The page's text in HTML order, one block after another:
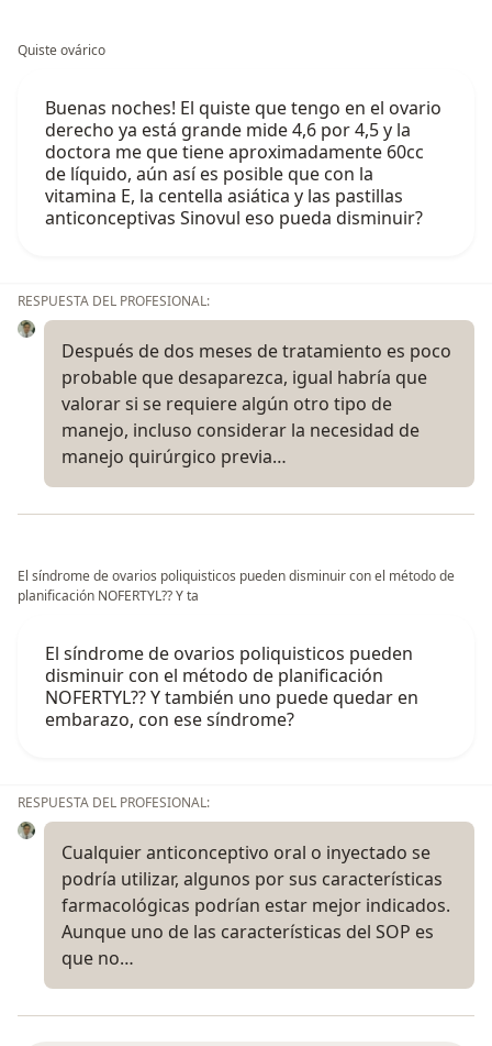
Quiste ovárico
Buenas noches! El quiste que tengo en el ovario
derecho ya está grande mide 4,6 por 4,5 y la
doctora me que tiene aproximadamente 60cc
de líquido, aún así es posible que con la
vitamina E, la centella asiática y las pastillas
anticonceptivas Sinovul eso pueda disminuir?
RESPUESTA DEL PROFESIONAL:
Después de dos meses de tratamiento es poco
probable que desaparezca, igual habría que
valorar si se requiere algún otro tipo de
manejo, incluso considerar la necesidad de
manejo quirúrgico previa…
El síndrome de ovarios poliquisticos pueden disminuir con el método de
planificación NOFERTYL?? Y ta
El síndrome de ovarios poliquisticos pueden
disminuir con el método de planificación
NOFERTYL?? Y también uno puede quedar en
embarazo, con ese síndrome?
RESPUESTA DEL PROFESIONAL:
Cualquier anticonceptivo oral o inyectado se
podría utilizar, algunos por sus características
farmacológicas podrían estar mejor indicados.
Aunque uno de las características del SOP es
que no…